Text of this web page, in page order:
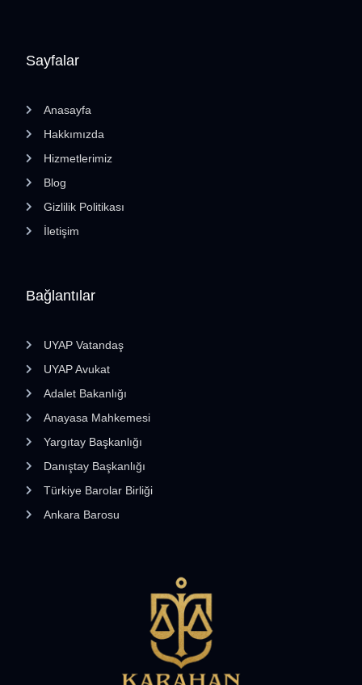
Bağlantılar
UYAP Vatandaş
UYAP Avukat
Adalet Bakanlığı
Anayasa Mahkemesi
Yargıtay Başkanlığı
Danıştay Başkanlığı
Türkiye Barolar Birliği
Ankara Barosu
Sayfalar
Anasayfa
Hakkımızda
Hizmetlerimiz
Blog
Gizlilik Politikası
İletişim